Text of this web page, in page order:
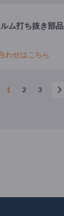
ム打ち抜き部品
わせはこちら
1 2 3